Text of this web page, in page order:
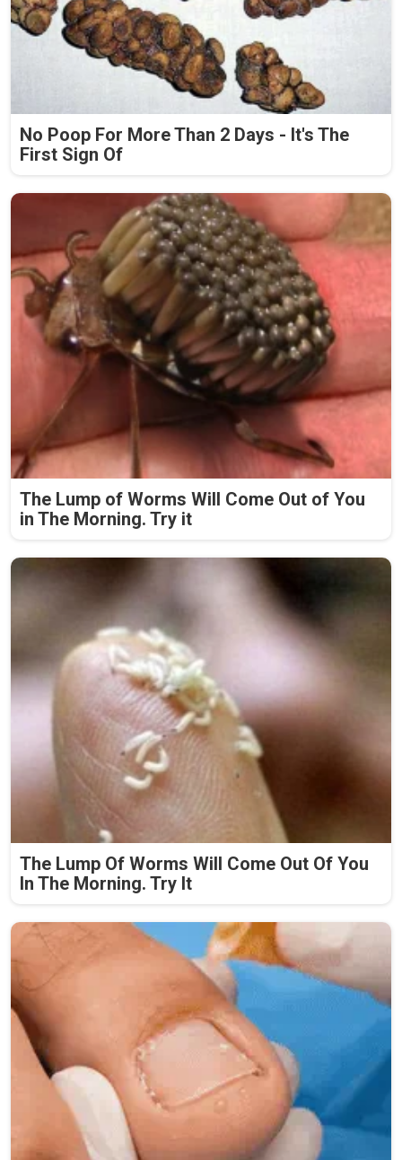
No Poop For More Than 2 Days - It's The
First Sign Of
The Lump of Worms Will Come Out of You
in The Morning. Try it
The Lump Of Worms Will Come Out Of You
In The Morning. Try It